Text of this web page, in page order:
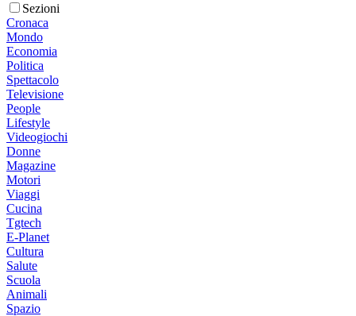
Sezioni
Cronaca
Mondo
Economia
Politica
Spettacolo
Televisione
People
Lifestyle
Videogiochi
Donne
Magazine
Motori
Viaggi
Cucina
Tgtech
E-Planet
Cultura
Salute
Scuola
Animali
Spazio